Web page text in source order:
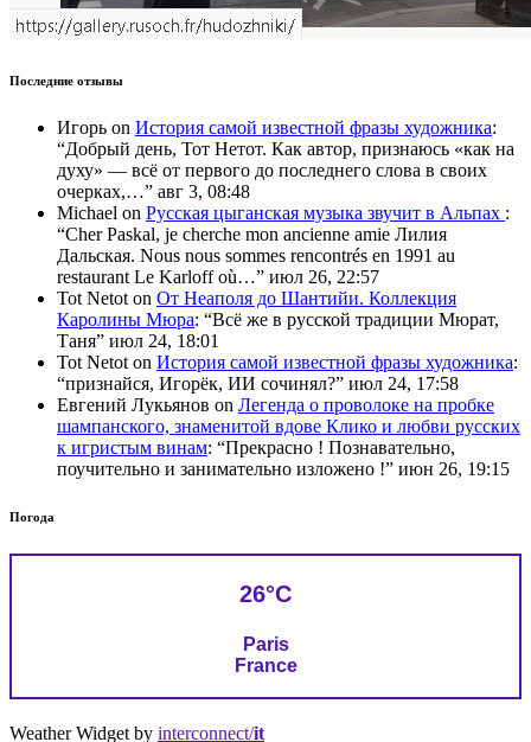
Последние отзывы
Игорь on История самой известной фразы художника:
“Добрый день, Тот Нетот. Как автор, признаюсь «как на
духу» — всё от первого до последнего слова в своих
очерках,…” авг 3, 08:48
Michael on Русская цыганская музыка звучит в Альпах :
“Cher Paskal, je cherche mon ancienne amie Лилия
Дальская. Nous nous sommes rencontrés en 1991 au
restaurant Le Karloff où…” июл 26, 22:57
Tot Netot on От Неаполя до Шантийи. Коллекция
Каролины Мюра: “Всё же в русской традиции Мюрат,
Таня” июл 24, 18:01
Tot Netot on История самой известной фразы художника:
“признайся, Игорёк, ИИ сочинял?” июл 24, 17:58
Евгений Лукьянов on Легенда о проволоке на пробке
шампанского, знаменитой вдове Клико и любви русских
к игристым винам: “Прекрасно ! Познавательно,
поучительно и занимательно изложено !” июн 26, 19:15
Погода
26°C
Paris
France
Weather Widget by interconnect/it